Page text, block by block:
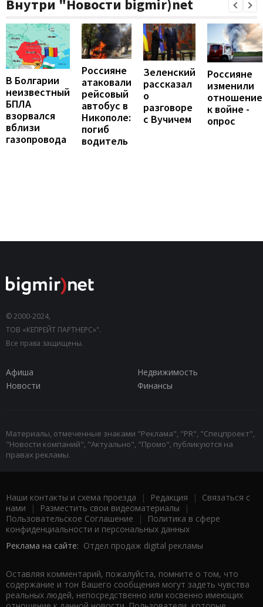
Внутри "Новости bigmir)net
В Болгарии
неизвестный
БПЛА
взорвался
вблизи
газопровода
Россияне
атаковали
рейсовый
автобус в
Никополе:
погиб
водитель
Зеленский
рассказал
о
разговоре
с Вучичем
Россияне
изменили
отношение
к войне -
опрос
© 2000-2024,
ТОВ «КЕПРЕЙТ ПАРТНЕРС»".
Все права защищены.
Афиша
Недвижимость
Новости
Финансы
Материалы, отмеченные знаками "Реклама", "PR", "Спецпроект",
"Новости компаний", "Актуально", "Промо", публикуются на
правах рекламы.
Наши контакты и схема проезда | Редакция | Связаться с
нами | Разместить свои видеоматериалы |
Пользовательское Соглашение |
Политика в сфере
конфиденциальности и персональных данных
Реклама на сайте: Отдел продаж digital рекламы
Оставляя комментарий, пожалуйста, помните о том, что
содержание и тон Вашего сообщения могут задеть чувства
реальных людей, непосредственно или косвенно имеющих